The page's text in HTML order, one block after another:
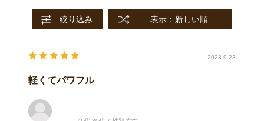
絞り込み 表示：新しい順
2023.9.23
軽くてパワフル